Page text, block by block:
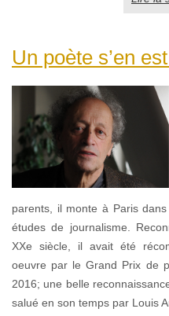
Un poète s’en
parents, il monte à Paris
études de journalisme.
XXe siècle, il avait été
oeuvre par le Grand Prix de
2016; une belle
salué en son temps par Louis